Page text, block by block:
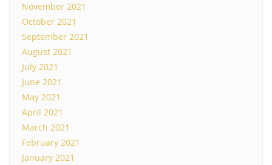
November 2021
October 2021
September 2021
August 2021
July 2021
June 2021
May 2021
April 2021
March 2021
February 2021
January 2021